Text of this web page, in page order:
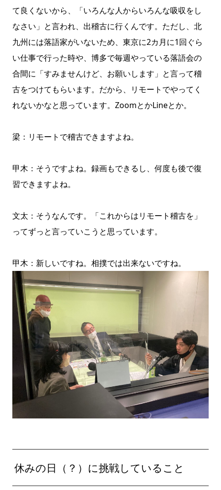
て良くないから、「いろんな人からいろんな吸収をし
なさい」と言われ、出稽古に行くんです。ただし、北
九州には落語家がいないため、東京に2カ月に1回ぐら
い仕事で行った時や、博多で毎週やっている落語会の
合間に「すみませんけど、お願いします」と言って稽
古をつけてもらいます。だから、リモートでやってく
れないかなと思っています。ZoomとかLineとか。
梁：リモートで稽古できますよね。
甲木：そうですよね。録画もできるし、何度も後で復
習できますよね。
文太：そうなんです。「これからはリモート稽古を」
ってずっと言っていこうと思っています。
甲木：新しいですね。相撲では出来ないですね。
休みの日（？）に挑戦していること